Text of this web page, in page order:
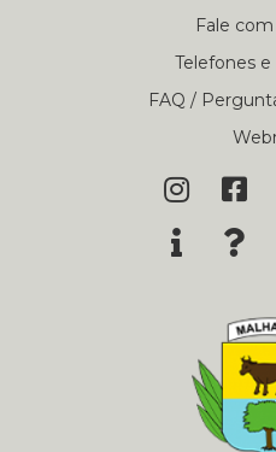
Fale
Telefones
FAQ /